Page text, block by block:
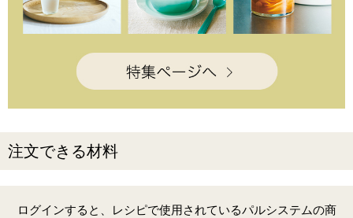
注文できる材料
ログインすると、レシピで使用されているパルシステムの商